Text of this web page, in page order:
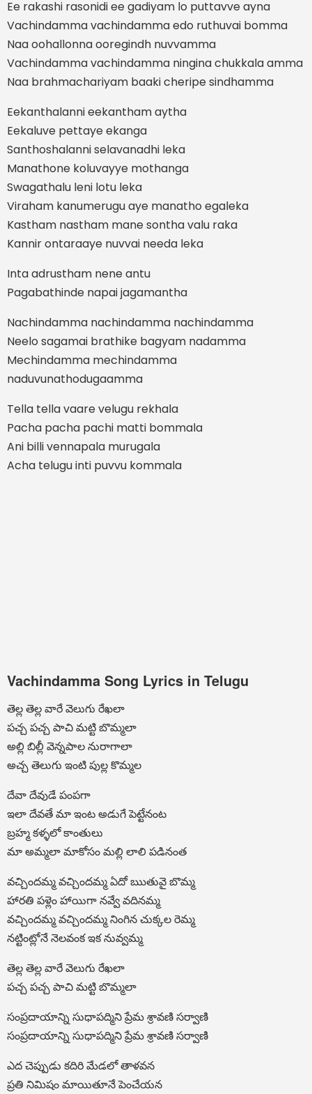
Ee rakashi rasonidi ee gadiyam lo puttavve ayna
Vachindamma vachindamma edo ruthuvai bomma
Naa oohallonna ooregindh nuvvamma
Vachindamma vachindamma ningina chukkala amma
Naa brahmachariyam baaki cheripe sindhamma
Eekanthalanni eekantham aytha
Eekaluve pettaye ekanga
Santhoshalanni selavanadhi leka
Manathone koluvayye mothanga
Swagathalu leni lotu leka
Viraham kanumerugu aye manatho egaleka
Kastham nastham mane sontha valu raka
Kannir ontaraaye nuvvai needa leka
Inta adrustham nene antu
Pagabathinde napai jagamantha
Nachindamma nachindamma nachindamma
Neelo sagamai brathike bagyam nadamma
Mechindamma mechindamma
naduvunathodugaamma
Tella tella vaare velugu rekhala
Pacha pacha pachi matti bommala
Ani billi vennapala murugala
Acha telugu inti puvvu kommala
Vachindamma Song Lyrics in Telugu
తెల్ల తెల్ల వారే వెలుగు రేఖలా
పచ్చ పచ్చ పాచి మట్టి బొమ్మలా
అల్లి బిల్లీ వెన్నపాల నురాగాలా
అచ్చ తెలుగు ఇంటి పుల్ల కొమ్మల
దేవా దేవుడే పంపగా
ఇలా దేవతే మా ఇంట అడుగే పెట్టేనంట
బ్రహ్మ కళ్ళలో కాంతులు
మా అమ్మలా మాకోసం మల్లి లాలి పడినంత
వచ్చిందమ్మ వచ్చిందమ్మ ఏదో ఋతువై బొమ్మ
హారతి పళ్లెం హాయిగా నవ్వే వదినమ్మ
వచ్చిందమ్మ వచ్చిందమ్మ నింగిన చుక్కల రెమ్మ
నట్టింట్లోనే నెలవంక ఇక నువ్వమ్మ
తెల్ల తెల్ల వారే వెలుగు రేఖలా
పచ్చ పచ్చ పాచి మట్టి బొమ్మలా
సంప్రదాయాన్ని సుధాపద్మిని ప్రేమ శ్రావణి సర్వాణి
సంప్రదాయాన్ని సుధాపద్మిని ప్రేమ శ్రావణి సర్వాణి
ఎద చెప్పుడు కదిరి మేడలో తాళవన
ప్రతి నిమిషం మాయితూనే పెంచేయన